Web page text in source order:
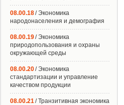
08.00.18/ Экономика
народонаселения и демография
08.00.19/ Экономика
природопользования и охраны
окружающей среды
08.00.20/ Экономика
стандартизации и управление
качеством продукции
08.00.21/ Транзитивная экономика